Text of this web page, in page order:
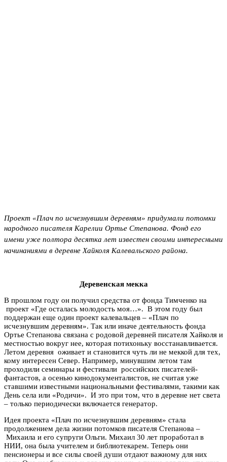
Проект «Плач по исчезнувшим деревням» придумали потомки
народного писателя Карелии Ортье Степанова. Фонд его
имени уже полтора десятка лет известен своими интересными
начинаниями в деревне Хайколя Калевальского района.
Деревенская мекка
В прошлом году он получил средства от фонда Тимченко на
проект «Где осталась молодость моя…». В этом году был
поддержан еще один проект калевальцев – «Плач по
исчезнувшим деревням». Так или иначе деятельность фонда
Ортье Степанова связана с родовой деревней писателя Хайколя и
местностью вокруг нее, которая потихоньку восстанавливается.
Летом деревня оживает и становится чуть ли не меккой для тех,
кому интересен Север. Например, минувшим летом там
проходили семинары и фестивали российских писателей-
фантастов, а осенью кинодокументалистов, не считая уже
ставшими известными национальными фестивалями, такими как
День села или «Родичи». И это при том, что в деревне нет света
– только периодически включается генератор.
Идея проекта «Плач по исчезнувшим деревням» стала
продолжением дела жизни потомков писателя Степанова –
Михаила и его супруги Ольги. Михаил 30 лет проработал в
НИИ, она была учителем и библиотекарем. Теперь они
пенсионеры и все силы своей души отдают важному для них